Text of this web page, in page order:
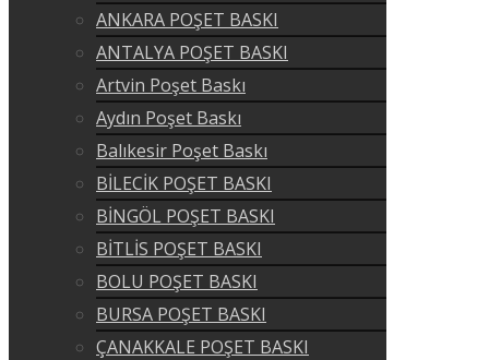
ANKARA POŞET BASKI
ANTALYA POŞET BASKI
Artvin Poşet Baskı
Aydın Poşet Baskı
Balıkesir Poşet Baskı
BİLECİK POŞET BASKI
BİNGÖL POŞET BASKI
BİTLİS POŞET BASKI
BOLU POŞET BASKI
BURSA POŞET BASKI
ÇANAKKALE POŞET BASKI